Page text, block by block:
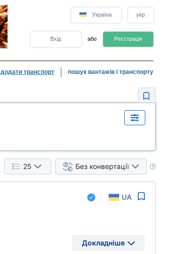
Україна укр
Вхід або Реєстрація
додати транспорт пошук вантажів і транспорту
25 Без конвертації
UA
Докладніше